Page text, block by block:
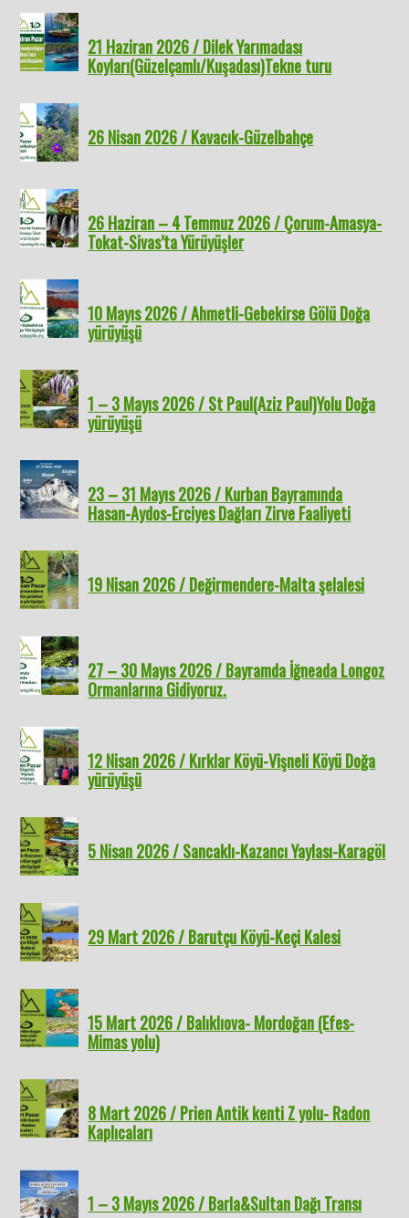
21 Haziran 2026 / Dilek Yarımadası
Koyları(Güzelçamlı/Kuşadası)Tekne turu
26 Nisan 2026 / Kavacık-Güzelbahçe
26 Haziran – 4 Temmuz 2026 / Çorum-Amasya-
Tokat-Sivas’ta Yürüyüşler
10 Mayıs 2026 / Ahmetli-Gebekirse Gölü Doğa
yürüyüşü
1 – 3 Mayıs 2026 / St Paul(Aziz Paul)Yolu Doğa
yürüyüşü
23 – 31 Mayıs 2026 / Kurban Bayramında
Hasan-Aydos-Erciyes Dağları Zirve Faaliyeti
19 Nisan 2026 / Değirmendere-Malta şelalesi
27 – 30 Mayıs 2026 / Bayramda İğneada Longoz
Ormanlarına Gidiyoruz.
12 Nisan 2026 / Kırklar Köyü-Vişneli Köyü Doğa
yürüyüşü
5 Nisan 2026 / Sancaklı-Kazancı Yaylası-Karagöl
29 Mart 2026 / Barutçu Köyü-Keçi Kalesi
15 Mart 2026 / Balıklıova- Mordoğan (Efes-
Mimas yolu)
8 Mart 2026 / Prien Antik kenti Z yolu- Radon
Kaplıcaları
1 – 3 Mayıs 2026 / Barla&Sultan Dağı Transı